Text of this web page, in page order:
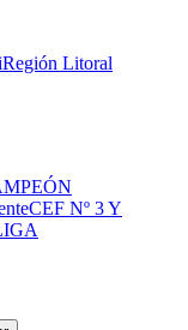
Región Litoral
CEF Nº 3 Y